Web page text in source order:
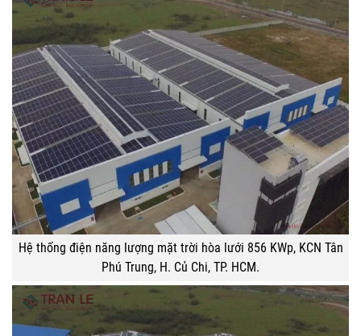
Hệ thống điện năng lượng mặt trời hòa lưới 856 KWp, KCN Tân
Phú Trung, H. Củ Chi, TP. HCM.